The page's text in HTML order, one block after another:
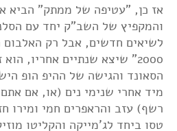
אז כן, "עטיפה של ממתק" הביא
והמקפיץ של השב"ק יחד עם
לשיאים חדשים, אבל רק
2000" שיצא שנתיים אחריו,
הסאונד והגישה של ההיפ הופ
מיד אחרי שנימי נים (או, אם
רשף) עזב והראפרים חמי ומירו
טסו ביחד לג'מייקה והקליטו